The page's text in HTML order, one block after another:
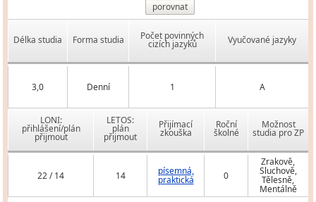
porovnat
Délka studia Forma studia Počet povinných
cizích jazyků Vyučované jazyky
3,0 Denní 1 A
LONI:
přihlášení/plán
přijmout
LETOS:
plán
přijmout
Přijímací
zkouška
Roční
školné
Možnost
studia pro ZP
22 / 14 14 písemná,
praktická 0
Zrakově,
Sluchově,
Tělesně,
Mentálně